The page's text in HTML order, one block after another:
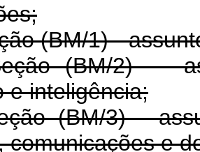
(BM/1) -
(BM/2) -
e inteligência;
(BM/3) -
comunicações e